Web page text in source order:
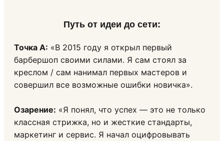
Путь от идеи до сети:
Точка А: «В 2015 году я открыл первый
барбершоп своими силами. Я сам стоял за
креслом / сам нанимал первых мастеров и
совершил все возможные ошибки новичка».
Озарение: «Я понял, что успех — это не только
классная стрижка, но и жесткие стандарты,
маркетинг и сервис. Я начал оцифровывать